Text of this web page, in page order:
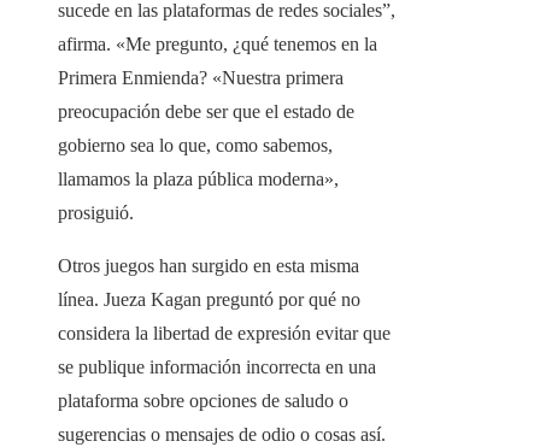
sucede en las plataformas de redes sociales”,
afirma. «Me pregunto, ¿qué tenemos en la
Primera Enmienda? «Nuestra primera
preocupación debe ser que el estado de
gobierno sea lo que, como sabemos,
llamamos la plaza pública moderna»,
prosiguió.
Otros juegos han surgido en esta misma
línea. Jueza Kagan preguntó por qué no
considera la libertad de expresión evitar que
se publique información incorrecta en una
plataforma sobre opciones de saludo o
sugerencias o mensajes de odio o cosas así.